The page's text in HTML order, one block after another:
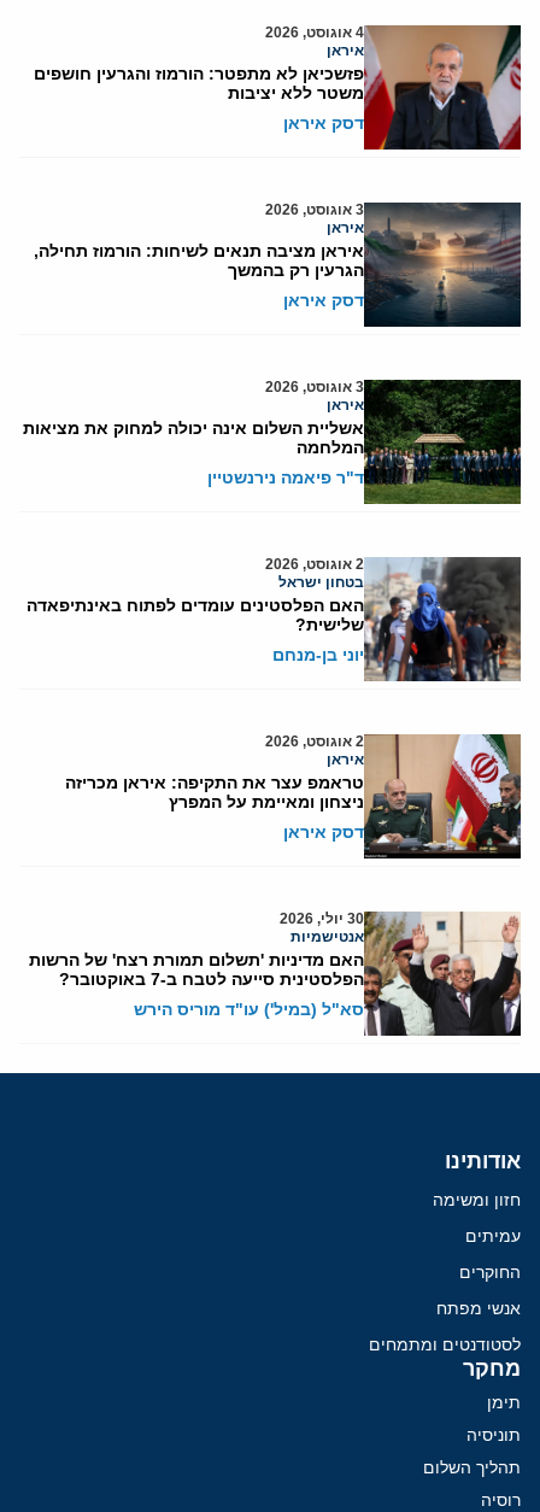
4 אוגוסט, 2026
איראן
פזשכיאן לא מתפטר: הורמוז והגרעין חושפים
משטר ללא יציבות
דסק איראן
3 אוגוסט, 2026
איראן
איראן מציבה תנאים לשיחות: הורמוז תחילה,
הגרעין רק בהמשך
דסק איראן
3 אוגוסט, 2026
איראן
אשליית השלום אינה יכולה למחוק את מציאות
המלחמה
ד"ר פיאמה נירנשטיין
2 אוגוסט, 2026
בטחון ישראל
האם הפלסטינים עומדים לפתוח באינתיפאדה
שלישית?
יוני בן-מנחם
2 אוגוסט, 2026
איראן
טראמפ עצר את התקיפה: איראן מכריזה
ניצחון ומאיימת על המפרץ
דסק איראן
30 יולי, 2026
אנטישמיות
האם מדיניות 'תשלום תמורת רצח' של הרשות
הפלסטינית סייעה לטבח ב-7 באוקטובר?
סא"ל (במיל') עו"ד מוריס הירש
אודותינו
חזון ומשימה
עמיתים
החוקרים
אנשי מפתח
לסטודנטים ומתמחים
מחקר
תימן
תוניסיה
תהליך השלום
רוסיה